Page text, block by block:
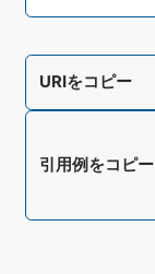
URIをコピー
引用例をコピー